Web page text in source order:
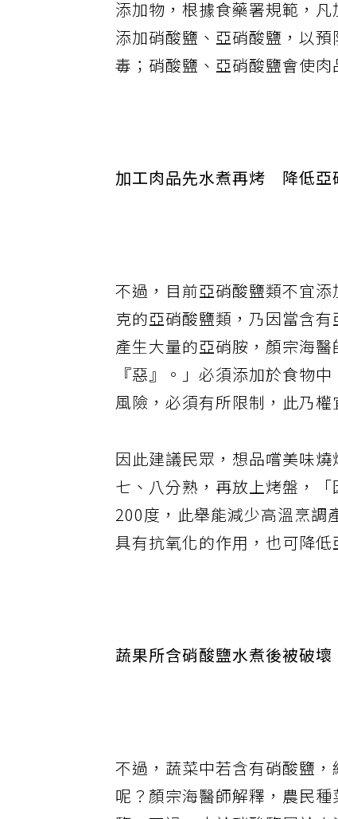
添加物，根據食藥署規範，
添加硝酸鹽、亞硝酸鹽，以
毒；硝酸鹽、亞硝酸鹽會使
加工肉品先水煮再烤 降低亞
不過，目前亞硝酸鹽類不宜
克的亞硝酸鹽類，乃因當含
產生大量的亞硝胺，顏宗海
『惡』。」必須添加於食物
風險，必須有所限制，此乃權
因此建議民眾，想品嚐美味
七、八分熟，再放上烤盤，
200度，此舉能減少高溫烹調
具有抗氧化的作用，也可降低
蔬果所含硝酸鹽水煮後被破
不過，蔬菜中若含有硝酸鹽
呢？顏宗海醫師解釋，農民